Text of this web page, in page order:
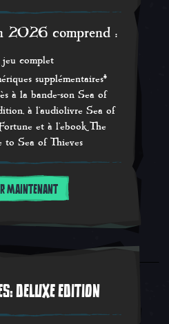
2026 comprend :
complet
supplémentaires*
à la bande-son Sea of
à l'audiolivre Sea of
et à l'ebook The
to Sea of Thieves
MAINTENANT
DELUXE EDITION